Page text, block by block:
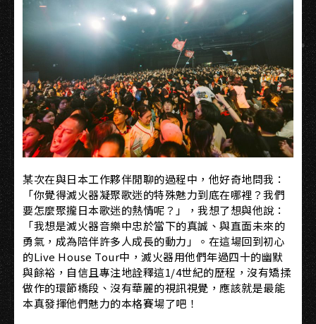
某次在與日本工作夥伴閒聊的過程中，他好奇地問我：
「你覺得滅火器凝聚歌迷的特殊魅力到底在哪裡？我們
要怎麼聚攏日本歌迷的熱情呢？」，我想了想與他說：
「我想是滅火器音樂中忠於當下的真誠、與直面未來的
勇氣，成為陪伴許多人成長的動力」。在這場回到初心
的Live House Tour中，滅火器用他們年過四十的幽默
與餘裕，自信且專注地詮釋這1/4世紀的歷程，沒有矯揉
做作的環節橋段、沒有華麗的視訊視覺，應該就是最能
本真發揮他們魅力的本格賽場了吧！